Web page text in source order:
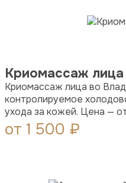
Криомассаж лица
Криомассаж лица во
контролируемое
ухода за кожей. Цена —
от 1 500 ₽